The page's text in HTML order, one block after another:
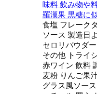
味料 飲み物や
羅漢果 黒糖に
食塩 フレーク
ソース 製造日
セロリパウダ
その他 トライ
赤ワイン 飲料
麦粉 りんご果
グラス風ソー